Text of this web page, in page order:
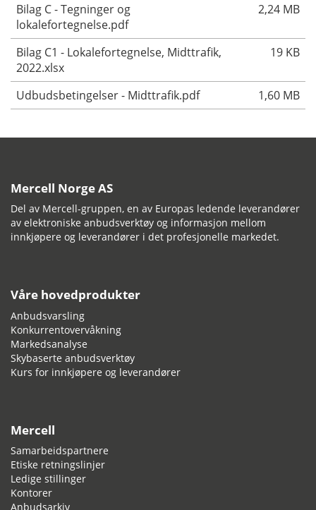
Bilag C - Tegninger og
lokalefortegnelse.pdf
2,24 MB
Bilag C1 - Lokalefortegnelse, Midttrafik,
2022.xlsx
19 KB
Udbudsbetingelser - Midttrafik.pdf 1,60 MB
Mercell Norge AS
Del av Mercell-gruppen, en av Europas ledende leverandører
av elektroniske anbudsverktøy og informasjon mellom
innkjøpere og leverandører i det profesjonelle markedet.
Våre hovedprodukter
Anbudsvarsling
Konkurrentovervåkning
Markedsanalyse
Skybaserte anbudsverktøy
Kurs for innkjøpere og leverandører
Mercell
Samarbeidspartnere
Etiske retningslinjer
Ledige stillinger
Kontorer
Anbudsarkiv